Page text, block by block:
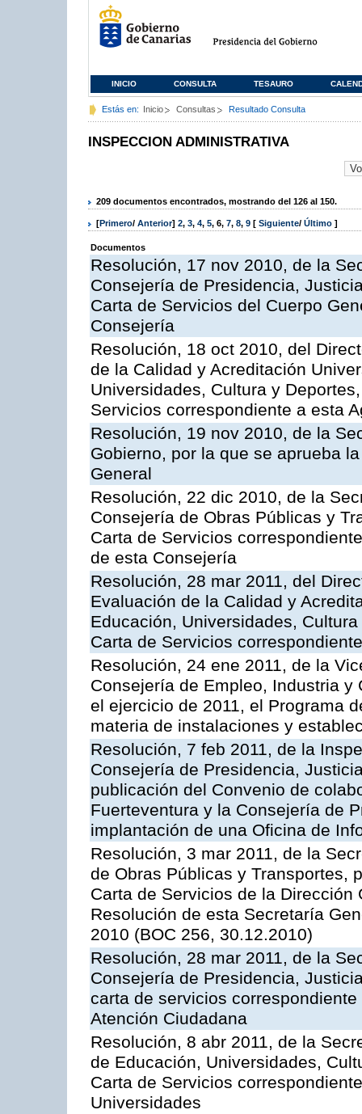
INICIO CONSULTA TESAURO
Estás en: Inicio Consultas Resultado Consulta
INSPECCION ADMINISTRATIVA
209 documentos encontrados, mostrando del 126 al 150.
[Primero/ Anterior] 2, 3, 4, 5, 6, 7, 8, 9 [ Siguiente/ Último ]
Documentos
Resolución, 17 nov 2010, de la
Consejería de Presidencia,
Carta de Servicios del Cuerpo
Consejería
Resolución, 18 oct 2010, del
de la Calidad y Acreditación
Universidades, Cultura y
Servicios correspondiente a esta
Resolución, 19 nov 2010, de la
Gobierno, por la que se aprueba
General
Resolución, 22 dic 2010, de la
Consejería de Obras Públicas y
Carta de Servicios
de esta Consejería
Resolución, 28 mar 2011, del
Evaluación de la Calidad y
Educación, Universidades,
Carta de Servicios
Resolución, 24 ene 2011, de la
Consejería de Empleo, Industria
el ejercicio de 2011, el Programa
materia de instalaciones y
Resolución, 7 feb 2011, de la
Consejería de Presidencia,
publicación del Convenio de
Fuerteventura y la Consejería de
implantación de una Oficina de
Resolución, 3 mar 2011, de la
de Obras Públicas y Transportes,
Carta de Servicios de la
Resolución de esta Secretaría
2010 (BOC 256, 30.12.2010)
Resolución, 28 mar 2011, de la
Consejería de Presidencia,
carta de servicios
Atención Ciudadana
Resolución, 8 abr 2011, de la
de Educación, Universidades,
Carta de Servicios
Universidades